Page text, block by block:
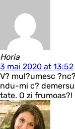
Horia
3 mai 2020 at 13:52
V? mul?umesc
ndu-mi c?
tate. O zi frumoas?!